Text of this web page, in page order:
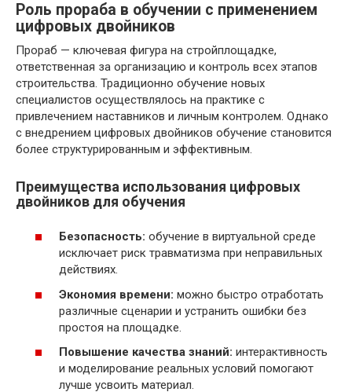
Роль прораба в обучении с применением
цифровых двойников
Прораб — ключевая фигура на стройплощадке,
ответственная за организацию и контроль всех этапов
строительства. Традиционно обучение новых
специалистов осуществлялось на практике с
привлечением наставников и личным контролем. Однако
с внедрением цифровых двойников обучение становится
более структурированным и эффективным.
Преимущества использования цифровых
двойников для обучения
Безопасность: обучение в виртуальной среде
исключает риск травматизма при неправильных
действиях.
Экономия времени: можно быстро отработать
различные сценарии и устранить ошибки без
простоя на площадке.
Повышение качества знаний: интерактивность
и моделирование реальных условий помогают
лучше усвоить материал.